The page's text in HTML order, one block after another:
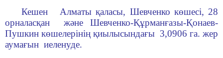
­ Кешен Алматы қаласы, Шевченко көшесi, 28
орналасқан және Шевченко-Құрманғазы-Қонаев-
Пушкин көшелерiнiң қиылысындағы 3,0906 га. жер
аумағын иеленуде.